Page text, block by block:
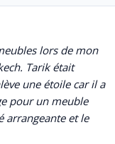
lors de mon
Tarik était
une étoile car il a
pour un meuble
arrangeante et le